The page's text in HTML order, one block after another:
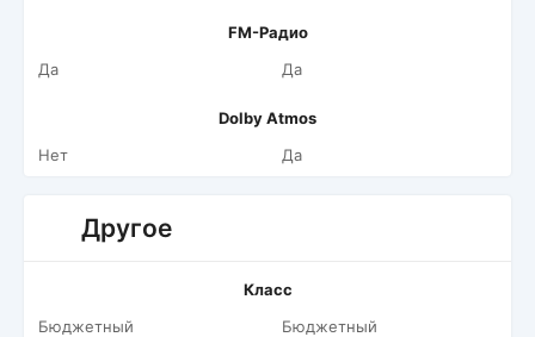
FM-Радио
Да
Да
Dolby Atmos
Нет
Да
Другое
Класс
Бюджетный
Бюджетный